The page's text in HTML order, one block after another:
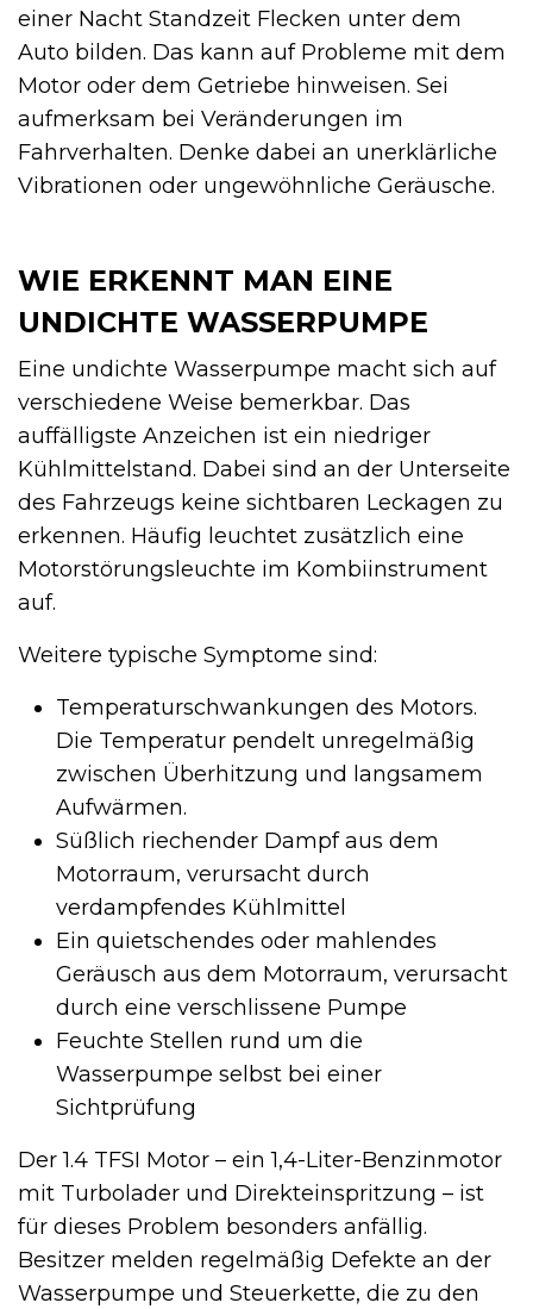
einer Nacht Standzeit Flecken unter dem
Auto bilden. Das kann auf Probleme mit dem
Motor oder dem Getriebe hinweisen. Sei
aufmerksam bei Veränderungen im
Fahrverhalten. Denke dabei an unerklärliche
Vibrationen oder ungewöhnliche Geräusche.
WIE ERKENNT MAN EINE
UNDICHTE WASSERPUMPE
Eine undichte Wasserpumpe macht sich auf
verschiedene Weise bemerkbar. Das
auffälligste Anzeichen ist ein niedriger
Kühlmittelstand. Dabei sind an der Unterseite
des Fahrzeugs keine sichtbaren Leckagen zu
erkennen. Häufig leuchtet zusätzlich eine
Motorstörungsleuchte im Kombiinstrument
auf.
Weitere typische Symptome sind:
Temperaturschwankungen des Motors.
Die Temperatur pendelt unregelmäßig
zwischen Überhitzung und langsamem
Aufwärmen.
Süßlich riechender Dampf aus dem
Motorraum, verursacht durch
verdampfendes Kühlmittel
Ein quietschendes oder mahlendes
Geräusch aus dem Motorraum, verursacht
durch eine verschlissene Pumpe
Feuchte Stellen rund um die
Wasserpumpe selbst bei einer
Sichtprüfung
Der 1.4 TFSI Motor – ein 1,4-Liter-Benzinmotor
mit Turbolader und Direkteinspritzung – ist
für dieses Problem besonders anfällig.
Besitzer melden regelmäßig Defekte an der
Wasserpumpe und Steuerkette, die zu den